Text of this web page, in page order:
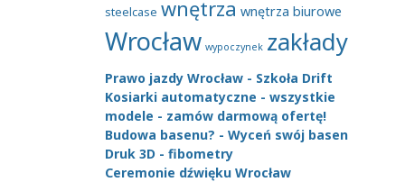
steelcase wnętrza wnętrza biurowe
Wrocław wypoczynek zakłady
Prawo jazdy Wrocław - Szkoła Drift
Kosiarki automatyczne - wszystkie
modele - zamów darmową ofertę!
Budowa basenu? - Wyceń swój basen
Druk 3D - fibometry
Ceremonie dźwięku Wrocław